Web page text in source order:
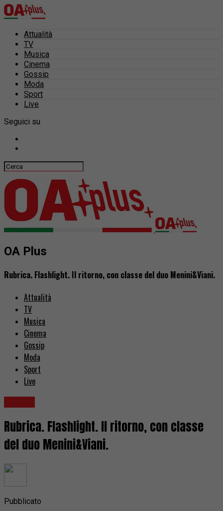
Attualità
TV
Musica
Cinema
Gossip
Moda
Sport
Live
Seguici su
OA Plus
Rubrica. Flashlight. Il ritorno, con classe del duo Menini&Viani.
Attualità
TV
Musica
Cinema
Gossip
Moda
Sport
Live
Rubrica. Flashlight. Il ritorno, con classe
del duo Menini&Viani.
Pubblicato